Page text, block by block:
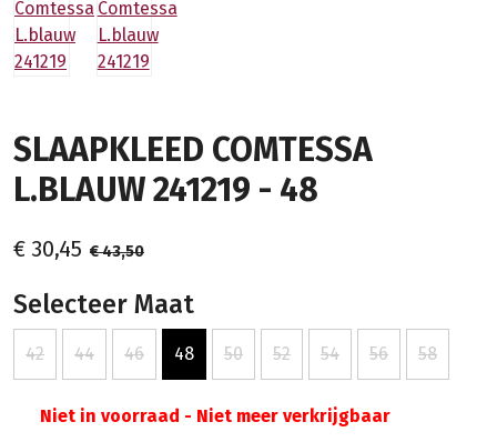
SLAAPKLEED COMTESSA
L.BLAUW 241219 - 48
€ 30,45 € 43,50
Selecteer Maat
42 44 46 48 50 52 54 56 58
Niet in voorraad - Niet meer verkrijgbaar